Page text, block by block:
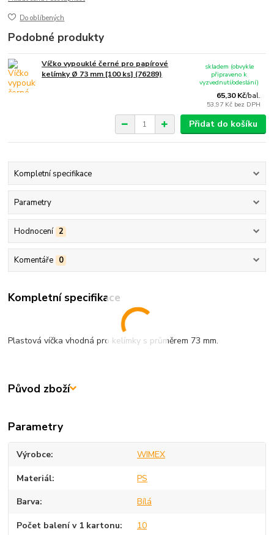
Do oblíbených
Podobné produkty
Víčko vypouklé černé pro papírové
kelímky Ø 73 mm [100 ks] (76289)
65,30 Kč/bal.
53,97 Kč bez DPH
skladem (obvykle
připraveno k
vyzvednutí/odeslání)
Přidat do košíku
Kompletní specifikace
Parametry
Hodnocení 2
Komentáře 0
Kompletní specifikace
Plastová víčka vhodná pro kelímky s průměrem 73 mm.
Původ zboží
Parametry
Výrobce WIMEX
Materiál PS
Barva Bílá
Počet balení v 1 kartonu 10